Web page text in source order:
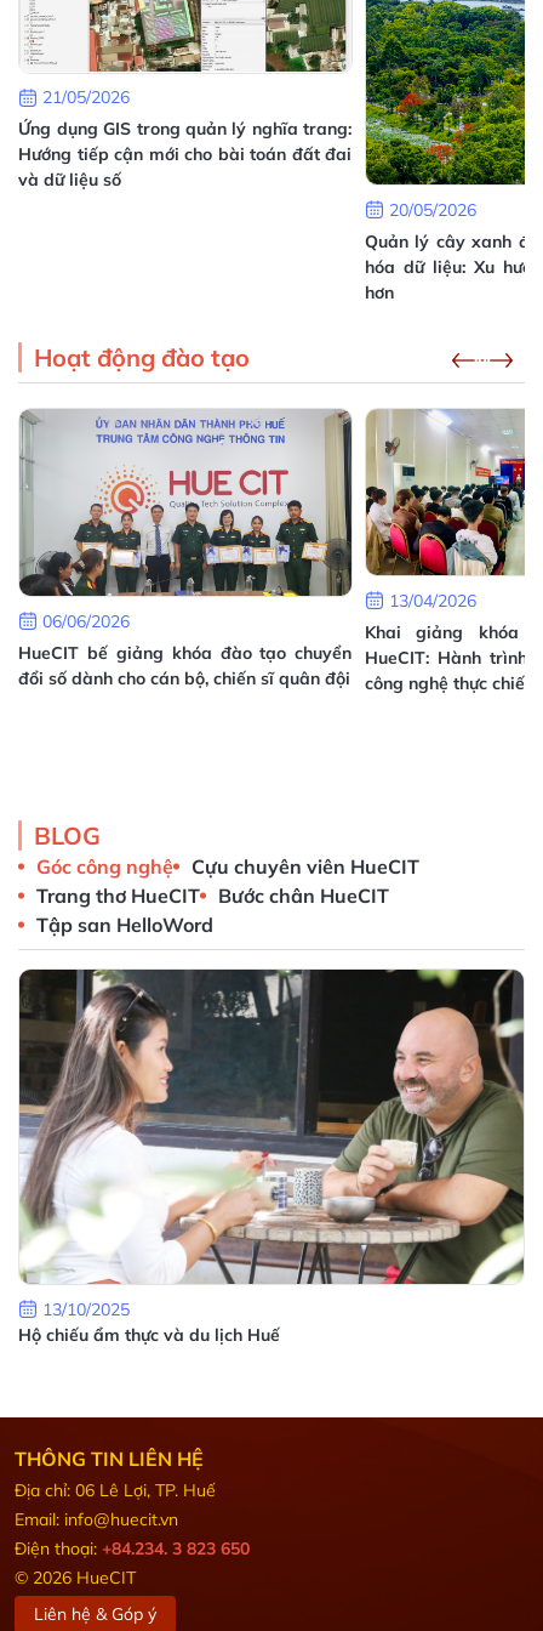
16/07/2026
Hướng dẫn triển khai Mô hình chuyển đổi số cấp
xã tại Thành phố Huế
21/05/2026
Ứng dụng GIS trong quản lý nghĩa trang:
Hướng tiếp cận mới cho bài toán đất đai
và dữ liệu số
20/05/2026
Quản lý cây xanh
hóa dữ liệu: Xu
hơn
Hoạt động đào tạo
06/06/2026
HueCIT bế giảng khóa đào tạo chuyển
đổi số dành cho cán bộ, chiến sĩ quân đội
13/04/2026
Khai giảng khóa
HueCIT: Hành trình
công nghệ thực chiến
BLOG
Góc công nghệ
Cựu chuyên viên HueCIT
Trang thơ HueCIT
Bước chân HueCIT
Tập san HelloWord
13/10/2025
Hộ chiếu ẩm thực và du lịch Huế
THÔNG TIN LIÊN HỆ
Địa chỉ: 06 Lê Lợi, TP. Huế
Email: info@huecit.vn
Điện thoại: +84.234. 3 823 650
© 2026 HueCIT
Liên hệ & Góp ý